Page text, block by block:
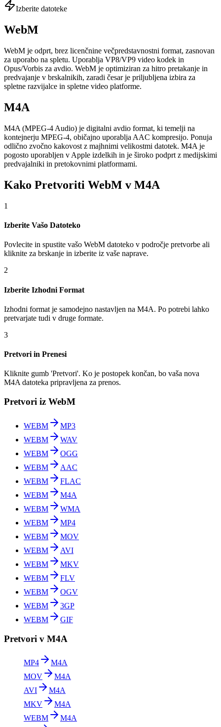
Izberite datoteke
WebM
WebM je odprt, brez licenčnine večpredstavnostni format, zasnovan
za uporabo na spletu. Uporablja VP8/VP9 video kodek in
Opus/Vorbis za avdio. WebM je optimiziran za hitro pretakanje in
predvajanje v brskalnikih, zaradi česar je priljubljena izbira za
spletne razvijalce in spletne video platforme.
M4A
M4A (MPEG-4 Audio) je digitalni avdio format, ki temelji na
kontejnerju MPEG-4, običajno uporablja AAC kompresijo. Ponuja
odlično zvočno kakovost z majhnimi velikostmi datotek. M4A je
pogosto uporabljen v Apple izdelkih in je široko podprt z medijskimi
predvajalniki in pretokovnimi platformami.
Kako Pretvoriti WebM v M4A
1
Izberite Vašo Datoteko
Povlecite in spustite vašo WebM datoteko v področje pretvorbe ali
kliknite za brskanje in izberite iz vaše naprave.
2
Izberite Izhodni Format
Izhodni format je samodejno nastavljen na M4A. Po potrebi lahko
pretvarjate tudi v druge formate.
3
Pretvori in Prenesi
Kliknite gumb 'Pretvori'. Ko je postopek končan, bo vaša nova
M4A datoteka pripravljena za prenos.
Pretvori iz WebM
WEBM
MP3
WEBM
WAV
WEBM
OGG
WEBM
AAC
WEBM
FLAC
WEBM
M4A
WEBM
WMA
WEBM
MP4
WEBM
MOV
WEBM
AVI
WEBM
MKV
WEBM
FLV
WEBM
OGV
WEBM
3GP
WEBM
GIF
Pretvori v M4A
MP4
M4A
MOV
M4A
AVI
M4A
MKV
M4A
WEBM
M4A